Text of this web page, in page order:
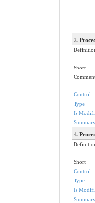
2.
Short
Control
Type
Is
Summary
4.
Short
Control
Type
Is
Summary